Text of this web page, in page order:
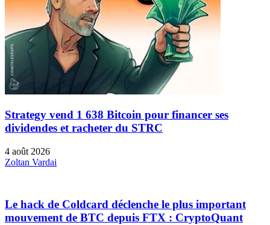
Strategy vend 1 638 Bitcoin pour financer ses
dividendes et racheter du STRC
4 août 2026
Zoltan Vardai
Le hack de Coldcard déclenche le plus important
mouvement de BTC depuis FTX : CryptoQuant